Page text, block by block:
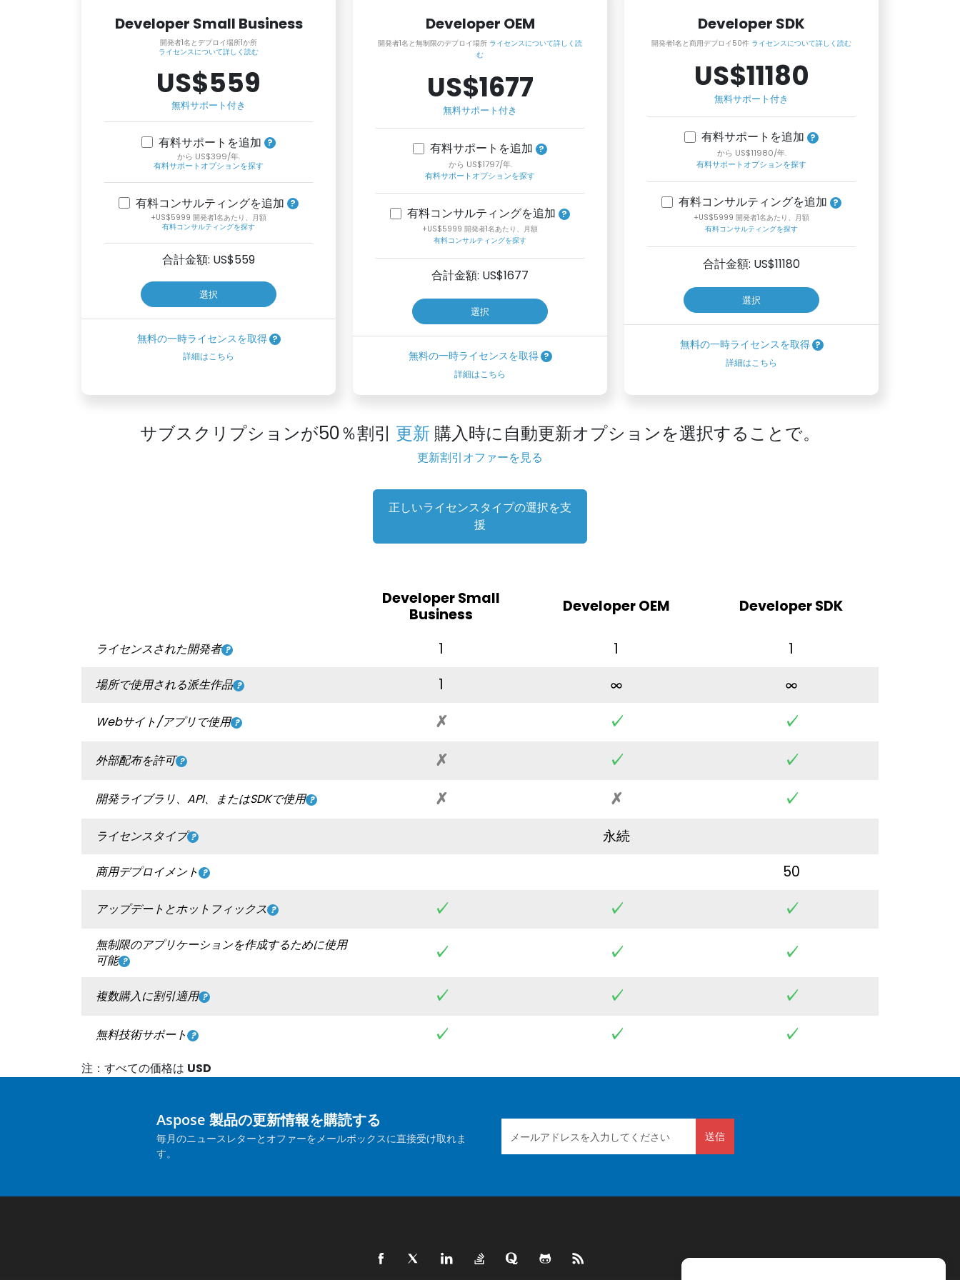
Developer Small Business
開発者1名とデプロイ場所1か所
ライセンスについて詳しく読む
US$559
無料サポート付き
有料サポートを追加
から US$399/年.
有料サポートオプションを探す
有料コンサルティングを追加
+US$5999 開発者1名あたり、月額
有料コンサルティングを探す
合計金額: US$559
選択
無料の一時ライセンスを取得
詳細はこちら
Developer OEM
開発者1名と無制限のデプロイ場所 ライセンスについて詳しく読
む
US$1677
無料サポート付き
有料サポートを追加
から US$1797/年.
有料サポートオプションを探す
有料コンサルティングを追加
+US$5999 開発者1名あたり、月額
有料コンサルティングを探す
合計金額: US$1677
選択
無料の一時ライセンスを取得
詳細はこちら
Developer SDK
開発者1名と商用デプロイ50件 ライセンスについて詳しく読む
US$11180
無料サポート付き
有料サポートを追加
から US$11980/年.
有料サポートオプションを探す
有料コンサルティングを追加
+US$5999 開発者1名あたり、月額
有料コンサルティングを探す
合計金額: US$11180
選択
無料の一時ライセンスを取得
詳細はこちら
サブスクリプションが50％割引 更新 購入時に自動更新オプションを選択することで。
更新割引オファーを見る
正しいライセンスタイプの選択を支
援
Developer Small
Business
Developer OEM Developer SDK
ライセンスされた開発者 1 1 1
場所で使用される派生作品 1
Webサイト/アプリで使用 ✗ ✓ ✓
外部配布を許可 ✗ ✓ ✓
開発ライブラリ、API、またはSDKで使用 ✗ ✗ ✓
ライセンスタイプ 永続
商用デプロイメント 50
アップデートとホットフィックス ✓ ✓ ✓
無制限のアプリケーションを作成するために使用
可能
✓ ✓ ✓
複数購入に割引適用 ✓ ✓ ✓
無料技術サポート ✓ ✓ ✓
注：すべての価格は USD
Aspose 製品の更新情報を購読する
毎月のニュースレターとオファーをメールボックスに直接受け取れま
す。
送信